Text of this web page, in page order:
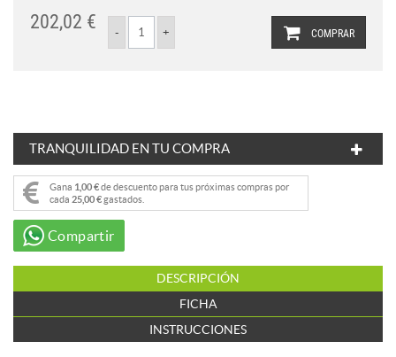
202,02 €
COMPRAR
TRANQUILIDAD EN TU COMPRA
Gana 1,00 €de descuento para tus próximas compras por
cada 25,00 €gastados.
Compartir
DESCRIPCIÓN
FICHA
INSTRUCCIONES